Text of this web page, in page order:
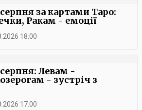
за картами Таро:
Ракам - емоції
18:00
Левам -
- зустріч з
17:00